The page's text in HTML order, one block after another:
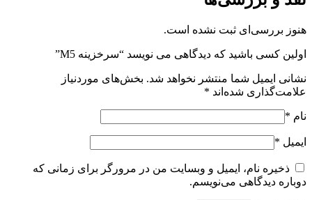
هنوز بررسی‌ای ثبت نشده است.
اولین کسی باشید که دیدگاهی می نویسد “سرخزینه M5”
نشانی ایمیل شما منتشر نخواهد شد. بخش‌های موردنیاز
علامت‌گذاری شده‌اند *
نام *
ایمیل *
ذخیره نام، ایمیل و وبسایت من در مرورگر برای زمانی که
دوباره دیدگاهی می‌نویسم.